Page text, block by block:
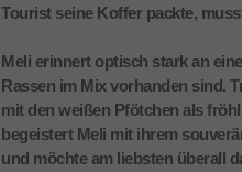
Tourist seine Koffer packte,
Meli erinnert optisch stark an
Rassen im Mix vorhanden sind.
mit den weißen Pfötchen als
begeistert Meli mit ihrem
und möchte am liebsten überall